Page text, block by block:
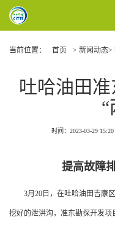
当前位置：
首页 > 新闻动态>
吐哈油田
时间：2023-03-29 15:20
提高故障
3月20日，在吐哈油田吉康
挖好的泄洪沟，准东勘探开发